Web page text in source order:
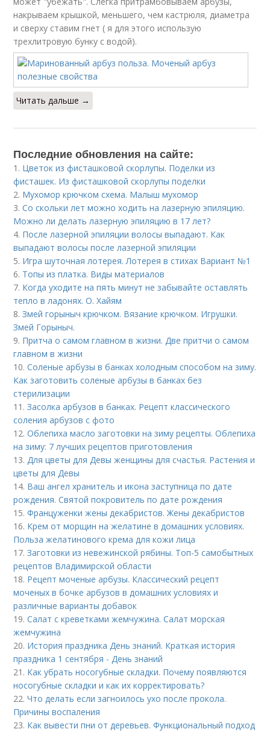
накрываем крышкой, меньшего, чем кастрюля, диаметра
и сверху ставим гнет ( я для этого использую
трехлитровую бунку с водой).
Читать дальше →
Последние обновления на сайте:
1. Цветок из фисташковой скорлупы. Поделки из
фисташек. Из фисташковой скорлупы поделки
2. Мухомор крючком схема. Малыш мухомор
3.Со скольки лет можно ходить на лазерную эпиляцию.
Можно ли делать лазерную эпиляцию в 17 лет?
4. После лазерной эпиляции волосы выпадают. Как
выпадают волосы после лазерной эпиляции
5. Игра шуточная лотерея. Лотерея в стихах Вариант №1
6. Топы из платка. Виды материалов
7. Когда уходите на пять минут не забывайте оставлять
тепло в ладонях. О. Хайям
8.Змей горыныч крючком. Вязание крючком. Игрушки.
Змей Горыныч.
9. Притча о самом главном в жизни. Две притчи о самом
главном в жизни
10.Соленые арбузы в банках холодным способом на зиму.
Как заготовить соленые арбузы в банках без
стерилизации
11.Засолка арбузов в банках. Рецепт классического
соления арбузов с фото
12.Облепиха масло заготовки на зиму рецепты. Облепиха
на зиму: 7 лучших рецептов приготовления
13.Для цветы для Девы женщины для счастья. Растения и
цветы для Девы
14. Ваш ангел хранитель и икона заступница по дате
рождения. Святой покровитель по дате рождения
15.Француженки жены декабристов. Жены декабристов
16. Крем от морщин на желатине в домашних условиях.
Польза желатинового крема для кожи лица
17.Заготовки из невежинской рябины. Топ-5 самобытных
рецептов Владимирской области
18. Рецепт моченые арбузы. Классический рецепт
моченых в бочке арбузов в домашних условиях и
различные варианты добавок
19.Салат с креветками жемчужина. Салат морская
жемчужина
20. История праздника День знаний. Краткая история
праздника 1 сентября - День знаний
21. Как убрать носогубные складки. Почему появляются
носогубные складки и как их корректировать?
22.Что делать если загноилось ухо после прокола.
Причины воспаления
23. Как вывести пни от деревьев. Функциональный подход